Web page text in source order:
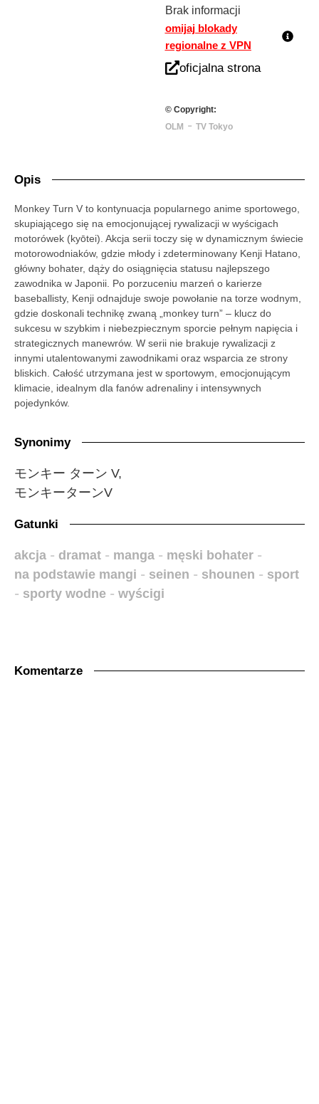
Brak informacji
omijaj blokady
regionalne z VPN
oficjalna strona
© Copyright:
OLM - TV Tokyo
Opis
Monkey Turn V to kontynuacja popularnego anime sportowego,
skupiającego się na emocjonującej rywalizacji w wyścigach
motorówek (kyōtei). Akcja serii toczy się w dynamicznym świecie
motorowodniaków, gdzie młody i zdeterminowany Kenji Hatano,
główny bohater, dąży do osiągnięcia statusu najlepszego
zawodnika w Japonii. Po porzuceniu marzeń o karierze
baseballisty, Kenji odnajduje swoje powołanie na torze wodnym,
gdzie doskonali technikę zwaną „monkey turn” – klucz do
sukcesu w szybkim i niebezpiecznym sporcie pełnym napięcia i
strategicznych manewrów. W serii nie brakuje rywalizacji z
innymi utalentowanymi zawodnikami oraz wsparcia ze strony
bliskich. Całość utrzymana jest w sportowym, emocjonującym
klimacie, idealnym dla fanów adrenaliny i intensywnych
pojedynków.
Synonimy
モンキー ターン V,
モンキーターンV
Gatunki
akcja - dramat - manga - męski bohater -
na podstawie mangi - seinen - shounen - sport
- sporty wodne - wyścigi
Komentarze